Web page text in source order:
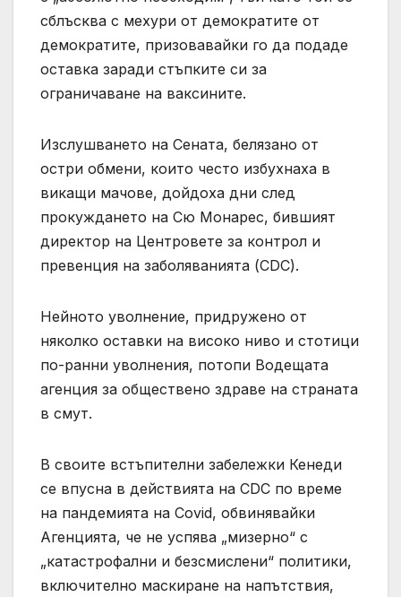
сблъсква с мехури от демократите от
демократите, призовавайки го да подаде
оставка заради стъпките си за
ограничаване на ваксините.
Изслушването на Сената, белязано от
остри обмени, които често избухнаха в
викащи мачове, дойдоха дни след
прокуждането на Сю Монарес, бившият
директор на Центровете за контрол и
превенция на заболяванията (CDC).
Нейното уволнение, придружено от
няколко оставки на високо ниво и стотици
по-ранни уволнения, потопи Водещата
агенция за обществено здраве на страната
в смут.
В своите встъпителни забележки Кенеди
се впусна в действията на CDC по време
на пандемията на Covid, обвинявайки
Агенцията, че не успява „мизерно“ с
„катастрофални и безсмислени“ политики,
включително маскиране на напътствия,